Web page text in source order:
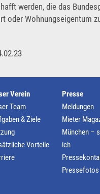
werden, die das
oder Wohnungseigentum
Verein
Team
& Ziele
Vorteile
Presse
Meldungen
Mieter
München –
ich
Pressefotos